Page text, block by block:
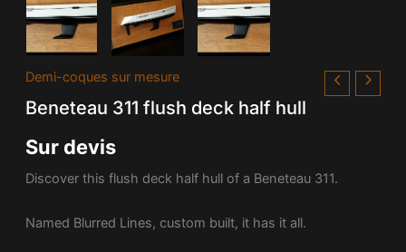
Demi-coques sur mesure
Beneteau 311 flush deck half hull
Sur devis
Discover this flush deck half hull of a Beneteau 311.
Named Blurred Lines, custom built, it has it all.